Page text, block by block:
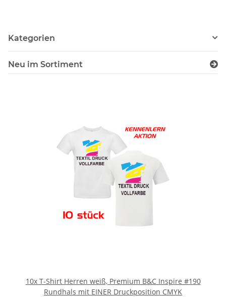
Kategorien
Neu im Sortiment
10x T-Shirt Herren weiß, Premium B&C Inspire #190
Rundhals mit EINER Druckposition CMYK